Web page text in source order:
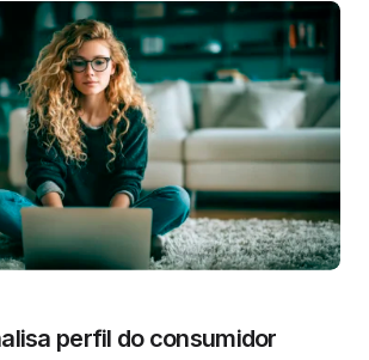
perfil do consumidor